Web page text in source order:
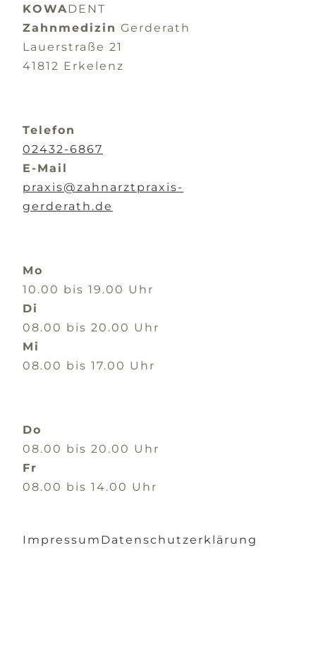
KOWADENT
Zahnmedizin Gerderath
Lauerstraße 21
41812 Erkelenz
Telefon
02432-6867
E-Mail
praxis@zahnarztpraxis-
gerderath.de
Mo
10.00 bis 19.00 Uhr
Di
08.00 bis 20.00 Uhr
Mi
08.00 bis 17.00 Uhr
Do
08.00 bis 20.00 Uhr
Fr
08.00 bis 14.00 Uhr
Impressum Datenschutzerklärung